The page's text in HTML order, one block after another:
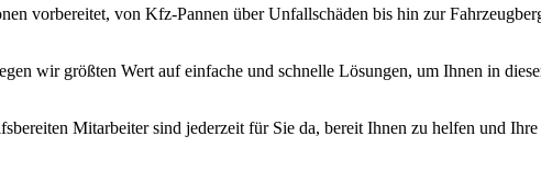
vorbereitet, von Kfz-Pannen über Unfallschäden bis hin zur
wir größten Wert auf einfache und schnelle Lösungen, um Ihnen in
Mitarbeiter sind jederzeit für Sie da, bereit Ihnen zu helfen und